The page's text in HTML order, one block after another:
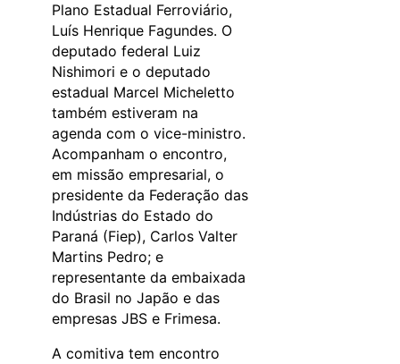
Plano Estadual Ferroviário,
Luís Henrique Fagundes. O
deputado federal Luiz
Nishimori e o deputado
estadual Marcel Micheletto
também estiveram na
agenda com o vice-ministro.
Acompanham o encontro,
em missão empresarial, o
presidente da Federação das
Indústrias do Estado do
Paraná (Fiep), Carlos Valter
Martins Pedro; e
representante da embaixada
do Brasil no Japão e das
empresas JBS e Frimesa.
A comitiva tem encontro